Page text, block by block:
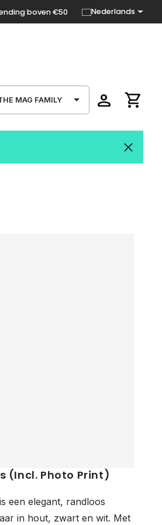
boven €50 Nederlands
MAG FAMILY person shopping_cart
(Incl. Photo Print)
een elegant, randloos
in hout, zwart en wit. Met